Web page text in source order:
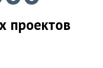
проектов